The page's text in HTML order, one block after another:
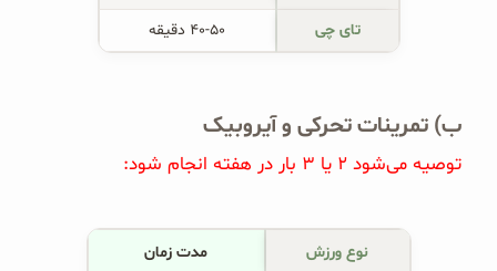
تای چی
۴۰-۵۰ دقیقه
ب) تمرینات تحرکی و آیروبیک
توصیه می‌شود ۲ یا ۳ بار در هفته انجام شود:
نوع ورزش مدت زمان